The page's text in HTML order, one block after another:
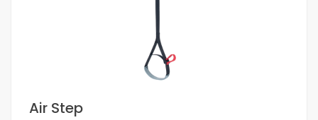
Air Step
En savoir plus